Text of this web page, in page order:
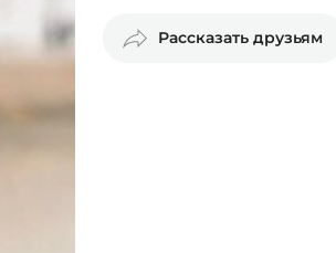
Рассказать друзьям